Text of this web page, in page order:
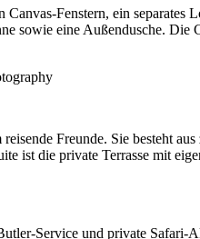
Fenstern, ein
sowie eine Außendusche.
Freunde. Sie besteht
ist die private Terrasse mit
Service und private